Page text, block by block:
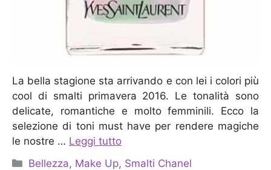
La bella stagione sta arrivando e con lei i colori più
cool di smalti primavera 2016. Le tonalità sono
delicate, romantiche e molto femminili. Ecco la
selezione di toni must have per rendere magiche
le nostre … Leggi tutto
Categorie
Bellezza, Make Up, Smalti Chanel